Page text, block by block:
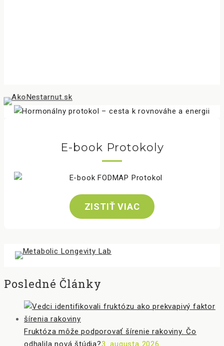
E-book Protokoly
ZISTIŤ VIAC
Posledné Články
Fruktóza môže podporovať šírenie rakoviny. Čo
odhalila nová štúdia?3. augusta 2026